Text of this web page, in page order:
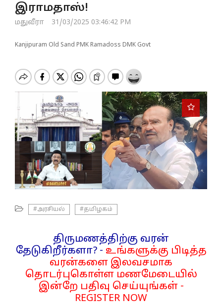
t
i
o
n
இராமதாஸ்!
மதுவீரா 31/03/2025 03:46:42 PM
Kanjipuram Old Sand PMK Ramadoss DMK Govt
#அரசியல் #தமிழகம்
திருமணத்திற்கு வரன்
தேடுகிறீர்களா? - உங்களுக்கு பிடித்த
வரன்களை இலவசமாக
தொடர்புகொள்ள மணமேடையில்
இன்றே பதிவு செய்யுங்கள் -
REGISTER NOW